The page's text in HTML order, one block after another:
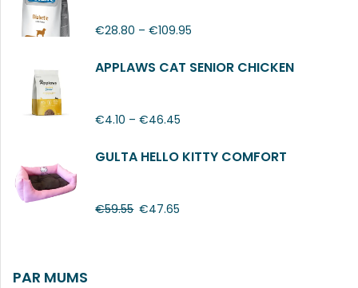
€28.80 – €109.95
APPLAWS CAT SENIOR CHICKEN
€4.10 – €46.45
GULTA HELLO KITTY COMFORT
€59.55 €47.65
PAR MUMS